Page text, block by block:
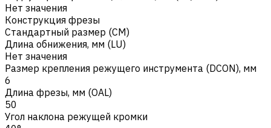
Нет значения
Конструкция фрезы
Стандартный размер (CM)
Длина обнижения, мм (LU)
Нет значения
Размер крепления режущего инструмента (DCON), мм
6
Длина фрезы, мм (OAL)
50
Угол наклона режущей кромки